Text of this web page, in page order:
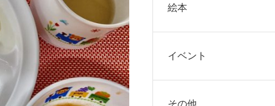
絵本
イベント
その他